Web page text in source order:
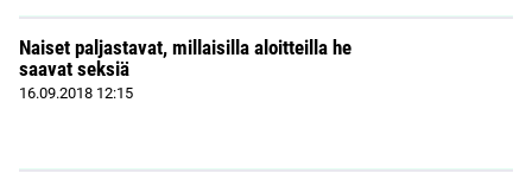
Naiset paljastavat, millaisilla aloitteilla he
saavat seksiä
16.09.2018 12:15